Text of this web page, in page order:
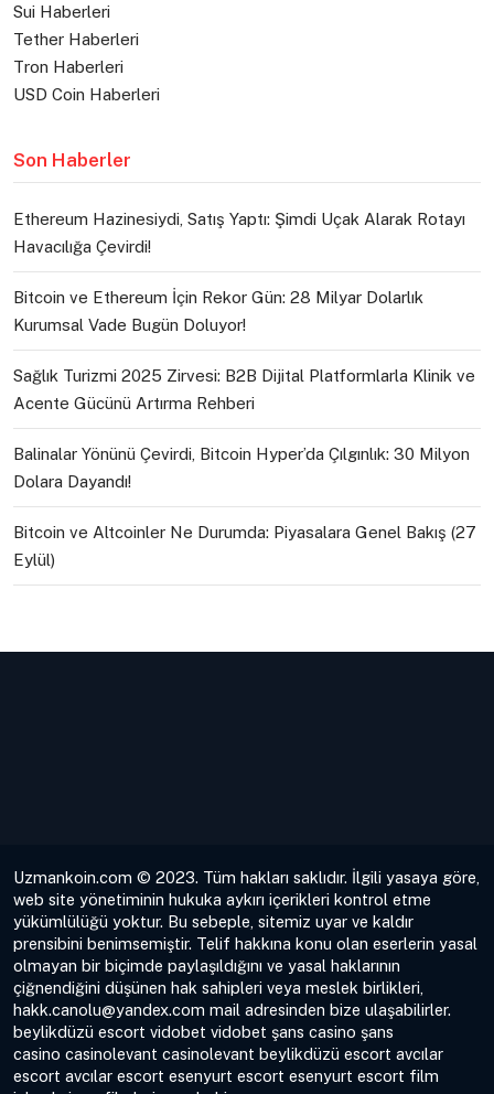
Sui Haberleri
Tether Haberleri
Tron Haberleri
USD Coin Haberleri
Son Haberler
Ethereum Hazinesiydi, Satış Yaptı: Şimdi Uçak Alarak Rotayı
Havacılığa Çevirdi!
Bitcoin ve Ethereum İçin Rekor Gün: 28 Milyar Dolarlık
Kurumsal Vade Bugün Doluyor!
Sağlık Turizmi 2025 Zirvesi: B2B Dijital Platformlarla Klinik ve
Acente Gücünü Artırma Rehberi
Balinalar Yönünü Çevirdi, Bitcoin Hyper’da Çılgınlık: 30 Milyon
Dolara Dayandı!
Bitcoin ve Altcoinler Ne Durumda: Piyasalara Genel Bakış (27
Eylül)
Uzmankoin.com © 2023. Tüm hakları saklıdır. İlgili yasaya göre,
web site yönetiminin hukuka aykırı içerikleri kontrol etme
yükümlülüğü yoktur. Bu sebeple, sitemiz uyar ve kaldır
prensibini benimsemiştir. Telif hakkına konu olan eserlerin yasal
olmayan bir biçimde paylaşıldığını ve yasal haklarının
çiğnendiğini düşünen hak sahipleri veya meslek birlikleri,
hakk.canolu@yandex.com mail adresinden bize ulaşabilirler.
beylikdüzü escort vidobet vidobet şans casino şans
casino casinolevant casinolevant beylikdüzü escort avcılar
escort avcılar escort esenyurt escort esenyurt escort film